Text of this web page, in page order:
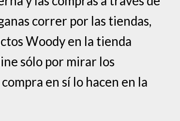
correr por las tiendas,
Woody en la tienda
sólo por mirar los
en sí lo hacen en la